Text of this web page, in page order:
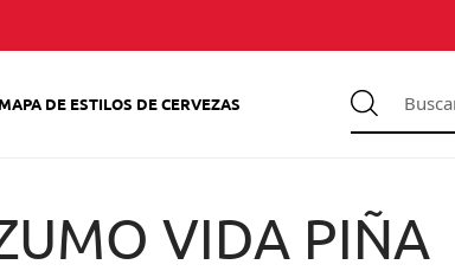
DE ESTILOS DE CERVEZAS
VIDA PIÑA